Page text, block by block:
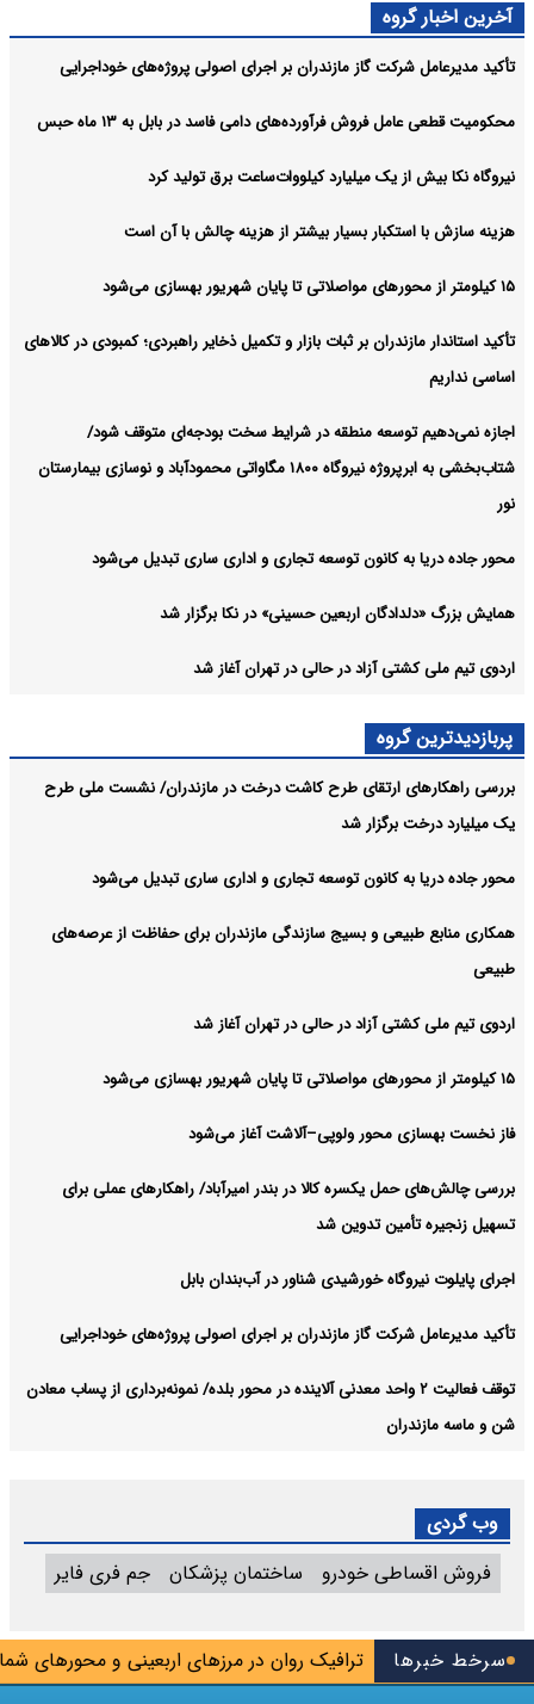
سرخط خبرها ترافیک روان در مرزهای اربعینی و محورهای شمالی باز شد
مازندران: همایش بزرگ «دلدادگان اربعین حسینی» در نکا برگزار شد
اردوی تیم ملی کشتی آزاد در حالی در تهران آغاز شد
آرشیو
آخرین اخبار گروه
تأکید مدیرعامل شرکت گاز مازندران بر اجرای اصولی پروژه‌های خوداجرایی
محکومیت قطعی عامل فروش فرآورده‌های دامی فاسد در بابل به ۱۳ ماه حبس
نیروگاه نکا بیش از یک میلیارد کیلووات‌ساعت برق تولید کرد
هزینه سازش با استکبار بسیار بیشتر از هزینه چالش با آن است
۱۵ کیلومتر از محورهای مواصلاتی تا پایان شهریور بهسازی می‌شود
تأکید استاندار مازندران بر ثبات بازار و تکمیل ذخایر راهبردی؛ کمبودی در کالاهای
اساسی نداریم
اجازه نمی‌دهیم توسعه منطقه در شرایط سخت بودجه‌ای متوقف شود/
شتاب‌بخشی به ابرپروژه نیروگاه ۱۸۰۰ مگاواتی محمودآباد و نوسازی بیمارستان
نور
محور جاده دریا به کانون توسعه تجاری و اداری ساری تبدیل می‌شود
همایش بزرگ «دلدادگان اربعین حسینی» در نکا برگزار شد
اردوی تیم ملی کشتی آزاد در حالی در تهران آغاز شد
پربازدیدترین گروه
بررسی راهکارهای ارتقای طرح کاشت درخت در مازندران/ نشست ملی طرح
یک میلیارد درخت برگزار شد
محور جاده دریا به کانون توسعه تجاری و اداری ساری تبدیل می‌شود
همکاری منابع طبیعی و بسیج سازندگی مازندران برای حفاظت از عرصه‌های
طبیعی
اردوی تیم ملی کشتی آزاد در حالی در تهران آغاز شد
۱۵ کیلومتر از محورهای مواصلاتی تا پایان شهریور بهسازی می‌شود
فاز نخست بهسازی محور ولوپی–آلاشت آغاز می‌شود
بررسی چالش‌های حمل یکسره کالا در بندر امیرآباد/ راهکارهای عملی برای
تسهیل زنجیره تأمین تدوین شد
اجرای پایلوت نیروگاه خورشیدی شناور در آب‌بندان بابل
تأکید مدیرعامل شرکت گاز مازندران بر اجرای اصولی پروژه‌های خوداجرایی
توقف فعالیت ۲ واحد معدنی آلاینده در محور بلده/ نمونه‌برداری از پساب معادن
شن و ماسه مازندران
وب گردی
فروش اقساطی خودرو
ساختمان پزشکان جم فری فایر